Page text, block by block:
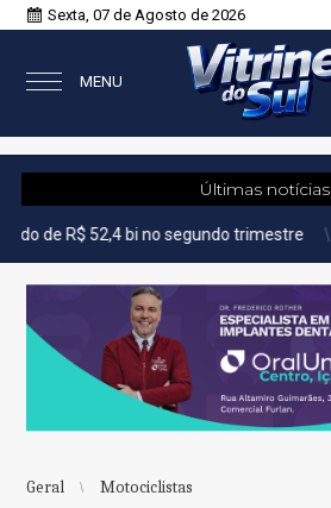
Sexta, 07 de Agosto de 2026
MENU
Últimas notícias
bi no segundo trimestre Economia
Geral Motociclistas